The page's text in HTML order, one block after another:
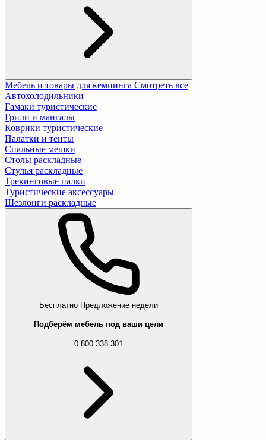
Мебель и товары для кемпинга Смотреть все
Автохолодильники
Гамаки туристические
Грили и мангалы
Коврики туристические
Палатки и тенты
Спальные мешки
Столы раскладные
Стулья раскладные
Трекинговые палки
Туристические аксессуары
Шезлонги раскладные
Бесплатно Предложение недели
Подберём мебель под ваши цели
0 800 338 301